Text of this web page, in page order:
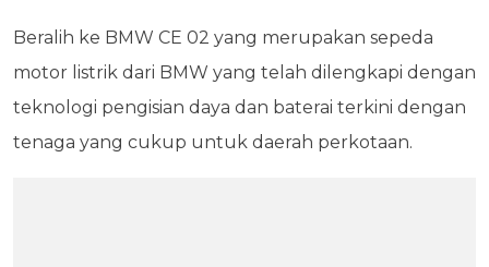
Beralih ke BMW CE 02 yang merupakan sepeda
motor listrik dari BMW yang telah dilengkapi dengan
teknologi pengisian daya dan baterai terkini dengan
tenaga yang cukup untuk daerah perkotaan.